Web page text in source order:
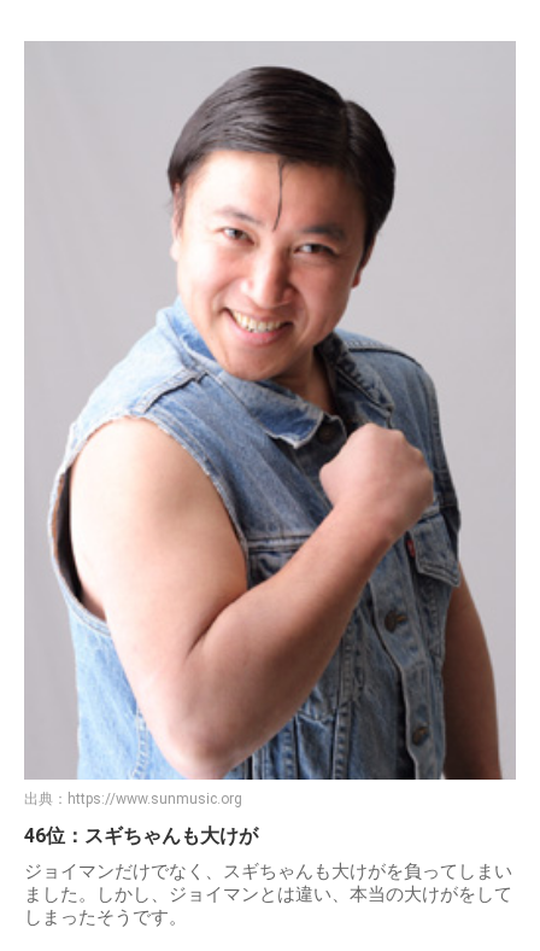
出典： https://www.sunmusic.org
46位：スギちゃんも大けが
ジョイマンだけでなく、スギちゃんも大けがを負ってしまい
ました。しかし、ジョイマンとは違い、本当の大けがをして
しまったそうです。